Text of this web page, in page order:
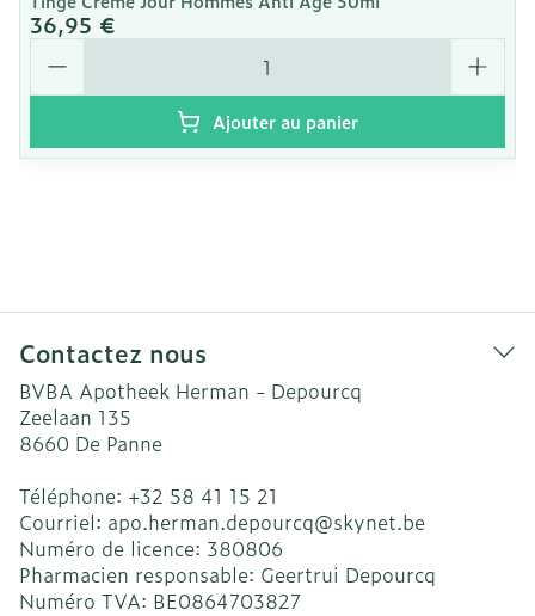
36,95 €
Quantité
Ajouter au panier
Contactez nous
BVBA Apotheek Herman - Depourcq
Zeelaan 135
8660 De Panne
Téléphone: +32 58 41 15 21
Courriel: apo.herman.depourcq@skynet.be
Numéro de licence: 380806
Pharmacien responsable: Geertrui Depourcq
Numéro TVA: BE0864703827